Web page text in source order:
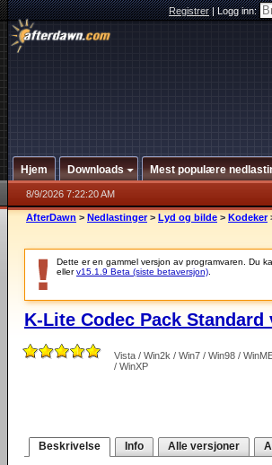
Registrer|Logg inn:
Hjem Downloads Mest populære
8/9/2026 7:22:20 AM
AfterDawn > Nedlastinger > Lyd og bilde > Kodeker
Dette er en gammel versjon av programvaren. Du
ellerv15.1.9 Beta (siste betaversjon)
K-Lite Codec Pack Standard
Vista / Win2k / Win7 / Win98 /
/ WinXP
Beskrivelse Info Alle versjoner